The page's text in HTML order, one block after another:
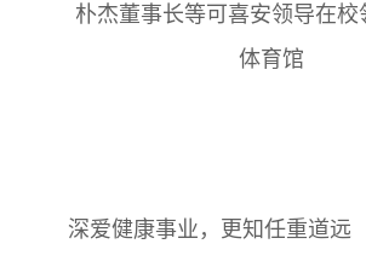
朴杰董事长等可喜安领导在
体育馆
深爱健康事业，更知任重道远